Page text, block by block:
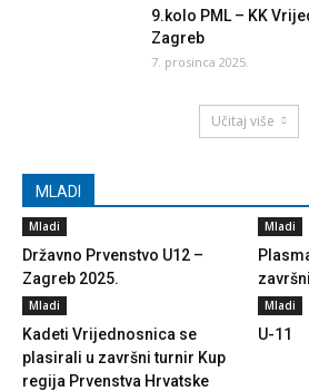
9.kolo PML – KK
Zagreb
7. prosinca 2025.
Učitaj više
MLADI
Mladi
Državno Prvenstvo U12 –
Zagreb 2025.
Mladi
Mladi
Kadeti Vrijednosnica se
plasirali u završni turnir Kup
regija Prvenstva Hrvatske
Mladi
U-11